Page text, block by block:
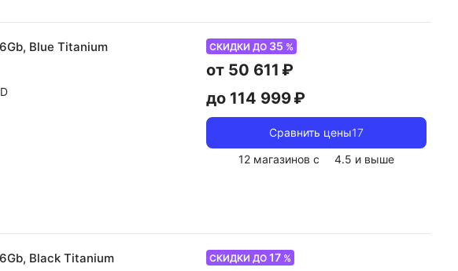
Blue Titanium СКИДКИ ДО 35 %
от 50 611 ₽
до 114 999 ₽
Сравнить цены17
12 магазинов с
4.5 и выше
Black Titanium СКИДКИ ДО 17 %